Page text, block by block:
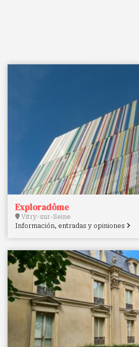
Exploradôme
Vitry-sur-Seine
Información, entradas y opiniones